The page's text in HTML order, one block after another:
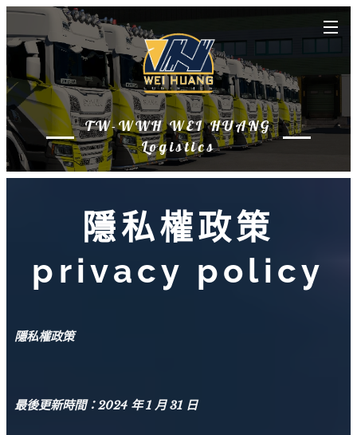
TW-WWH WEI HUANG
Logistics
隱私權政策
privacy policy
隱私權政策
最後更新時間：2024 年 1 月 31 日